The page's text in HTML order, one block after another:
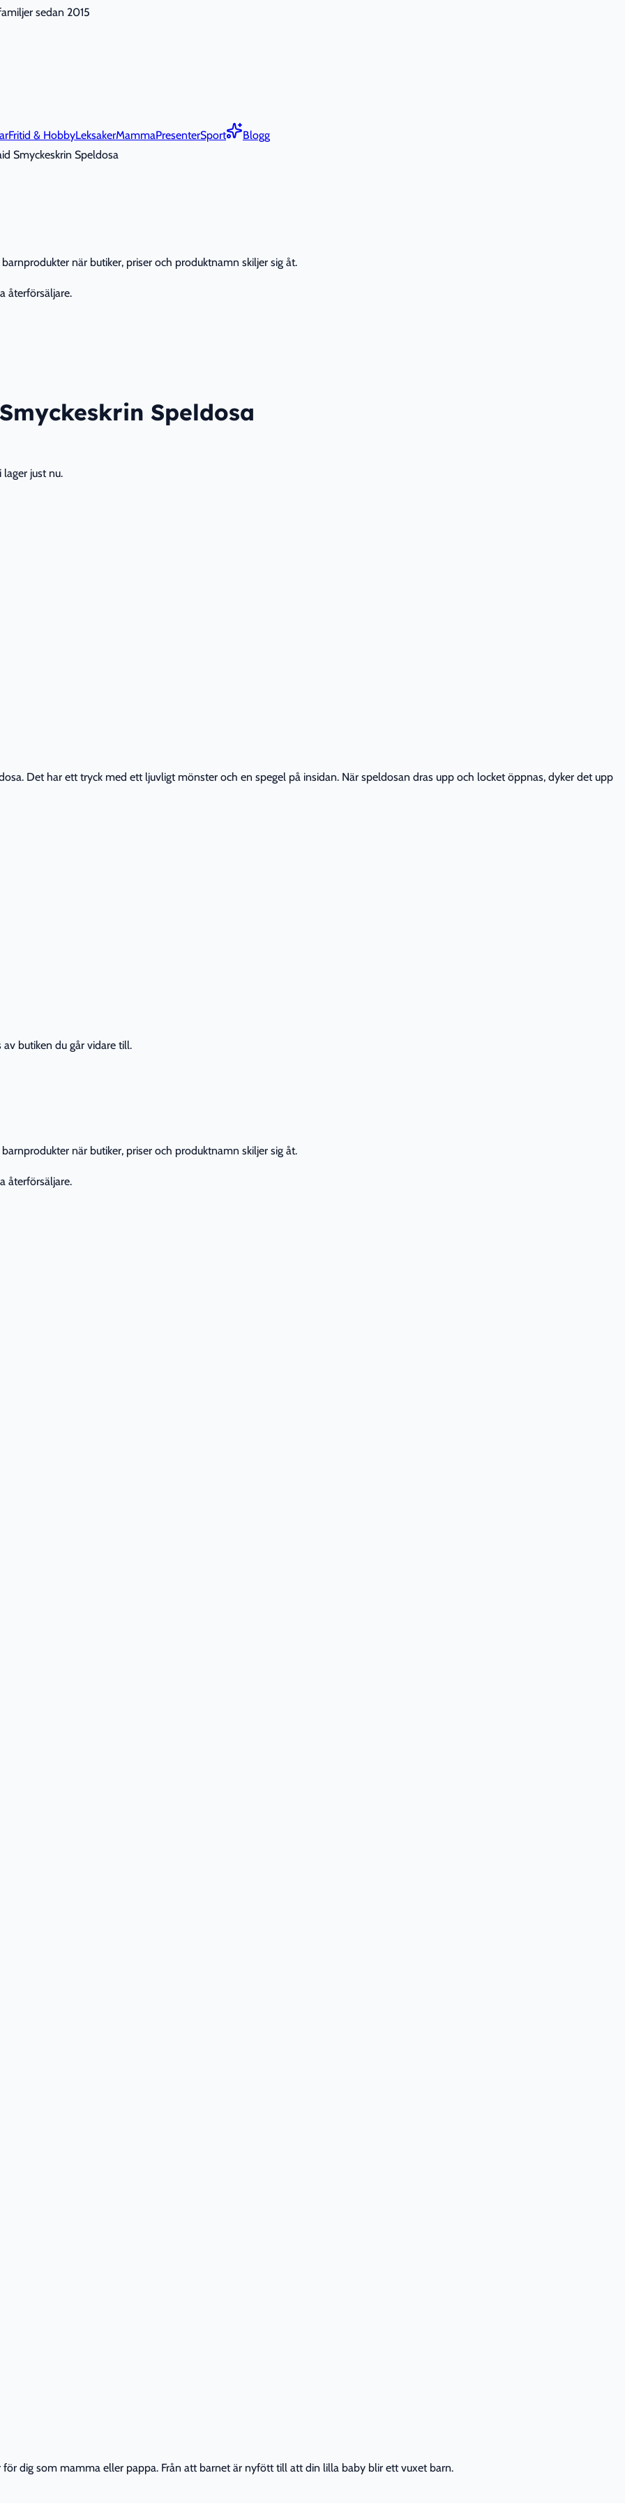
sedan 2015
Fritid & HobbyLeksakerMammaPresenterSport
Blogg
Smyckeskrin Speldosa
när butiker, priser och produktnamn skiljer sig åt.
återförsäljare.
Speldosa
just nu.
Det har ett tryck med ett ljuvligt mönster och en spegel på insidan. När speldosan dras upp och locket öppnas, dyker det upp
butiken du går vidare till.
när butiker, priser och produktnamn skiljer sig åt.
återförsäljare.
dig som mamma eller pappa. Från att barnet är nyfött till att din lilla baby blir ett vuxet barn.